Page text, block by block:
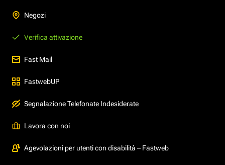
Negozi
Verifica attivazione
Fast Mail
FastwebUP
Segnalazione Telefonate Indesiderate
Lavora con noi
Agevolazioni per utenti con disabilità – Fastweb